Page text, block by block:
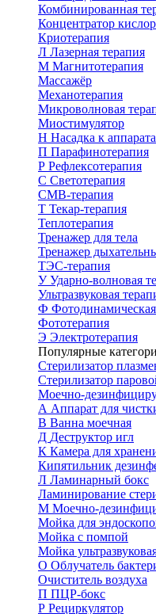
Комбинированная
Концентратор
Криотерапия
Л Лазерная терапия
М Магнитотерапия
Массажёр
Механотерапия
Микроволновая
Миостимулятор
Н Насадка к
П Парафинотерапия
Р Рефлексотерапия
С Светотерапия
СМВ-терапия
Т Текар-терапия
Теплотерапия
Тренажер для тела
Тренажер
ТЭС-терапия
УУдарно-волновая
Ультразвуковая
Ф
Фототерапия
Э Электротерапия
Популярные
Стерилизатор
Стерилизатор
Моечно-
А Аппарат для
В Ванна моечная
Д Деструктор игл
К Камера для
Кипятильник
Л Ламинарный бокс
Ламинирование
М Моечно-
Мойка для
Мойка с помпой
Мойка
О Облучатель
Очиститель воздуха
П ПЦР-бокс
Р Рециркулятор